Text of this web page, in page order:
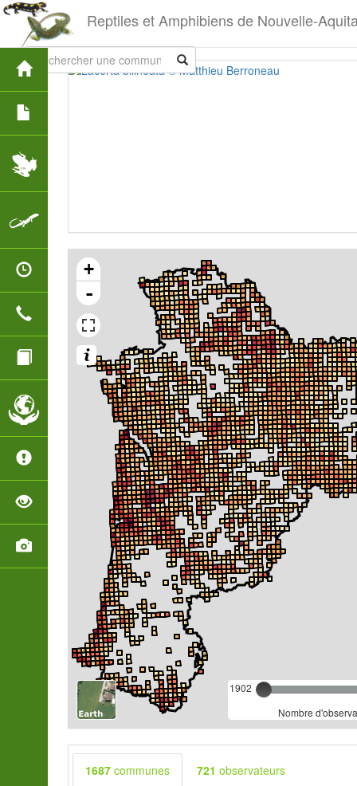
Reptiles et Amphibiens de Nouvelle-
+
-
1902
Nombre
1687 communes 721 observateurs